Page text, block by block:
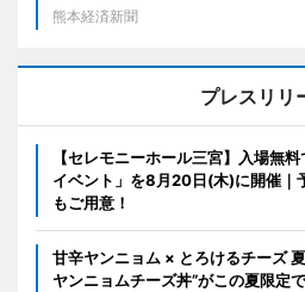
熊本経済新聞
プレスリリ
【セレモニーホール三宮】入場無
イベント」を8月20日(木)に開催｜
もご用意！
甘辛ヤンニョム × とろけるチーズ
ヤンニョムチーズ丼”がこの夏限定